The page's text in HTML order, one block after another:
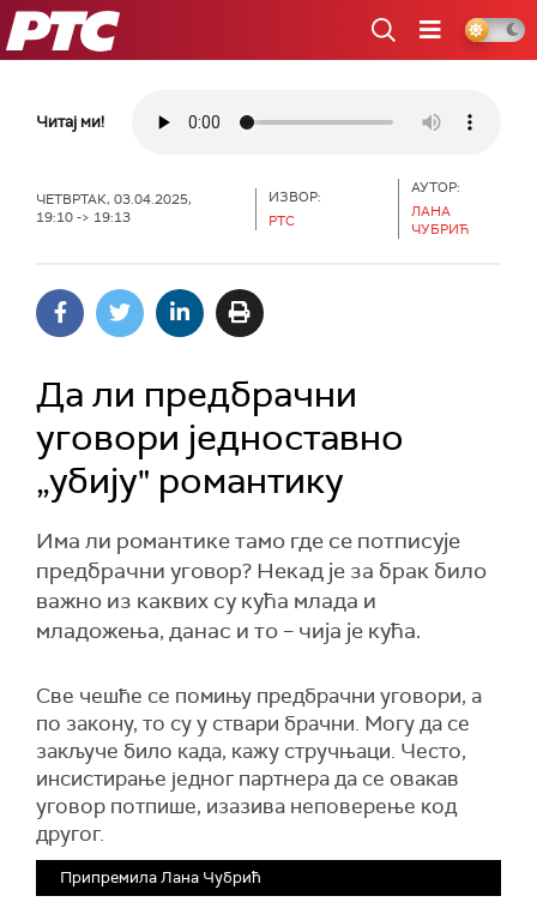
РТС
Читај ми!
ЧЕТВРТАК, 03.04.2025,
19:10 -> 19:13
ИЗВОР:
РТС
АУТОР:
ЛАНА
ЧУБРИЋ
Да ли предбрачни
уговори једноставно
„убију" романтику
Има ли романтике тамо где се потписује
предбрачни уговор? Некад је за брак било
важно из каквих су кућа млада и
младожења, данас и то – чија је кућа.
Све чешће се помињу предбрачни уговори, а
по закону, то су у ствари брачни. Могу да се
закључе било када, кажу стручњаци. Често,
инсистирање једног партнера да се овакав
уговор потпише, изазива неповерење код
другог.
Припремила Лана Чубрић